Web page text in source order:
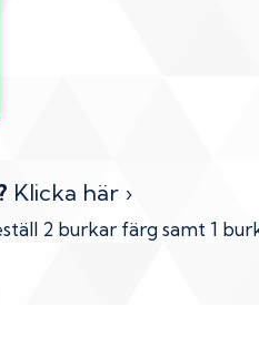
Klicka här ›
2 burkar färg samt 1